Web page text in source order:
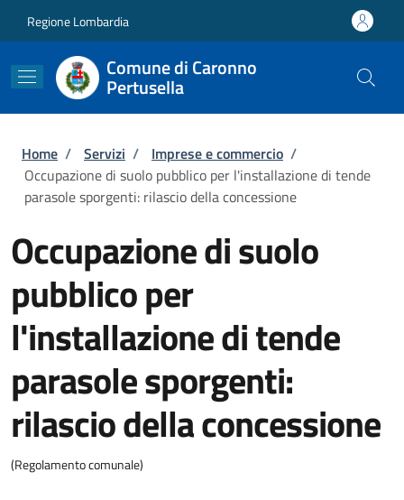
Regione Lombardia
Comune di Caronno
Pertusella
Briciole di pane
Home / Servizi / Imprese e commercio /
Occupazione di suolo pubblico per l'installazione di tende
parasole sporgenti: rilascio della concessione
Occupazione di suolo
pubblico per
l'installazione di tende
parasole sporgenti:
rilascio della concessione
(Regolamento comunale)